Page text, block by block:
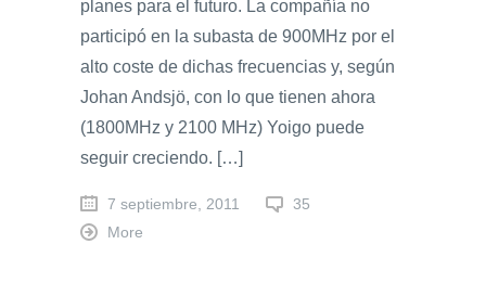
planes para el futuro. La compañía no
participó en la subasta de 900MHz por el
alto coste de dichas frecuencias y, según
Johan Andsjö, con lo que tienen ahora
(1800MHz y 2100 MHz) Yoigo puede
seguir creciendo. […]
7 septiembre, 2011
35
More